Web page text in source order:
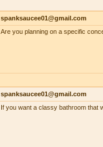
spanksaucee01@gmail.com
Are you planning on a specific
spanksaucee01@gmail.com
If you want a classy bathroom that